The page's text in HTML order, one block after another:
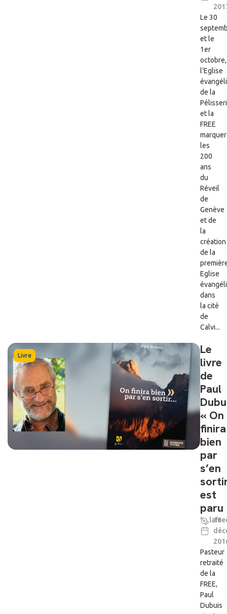
Le 30
et le
1er
octobre,
l’Eglise
de la
et la
FREE
les
200
ans
du
Réveil
de
Genève
et de
la
création
de la
Eglise
dans
la cité
de
Calvi...
Livre
Le
livre
de
Paul
« On
finira
bien
par
s’en
est
paru
16
Pasteur
retraité
de la
FREE,
Paul
Dubuis